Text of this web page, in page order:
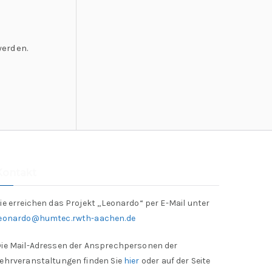
erreichen das Projekt „Leonardo“ per E-Mail unter
aachen.de
Mail-Adressen der Ansprechpersonen der
finden Sie hier oder auf der Seite